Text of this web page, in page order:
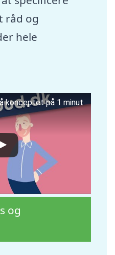
råd og
hele
konceptet på 1 minut
og